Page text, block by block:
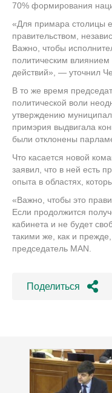
70% формирования
«Для примара столицы
правительством,
Важно, чтобы
политическим
действий», — уточнил
В то же время
политической воли
утверждению
примэрия выдвигала
были отклонены
Что касается новой
заявил, что в ней есть
опыта в областях,
«Важно, чтобы это
Если продолжится
кабинета и не будет
такими же, как и
председатель MAN.
Поделиться